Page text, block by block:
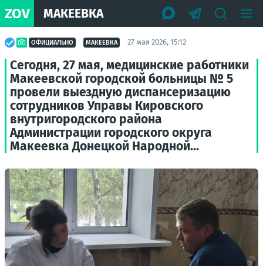
ZOV МАКЕЕВКА
ОФИЦИАЛЬНО МАКЕЕВКА 27 мая 2026, 15:12
Сегодня, 27 мая, медицинские работники
Макеевской городской больницы № 5
провели выездную диспансеризацию
сотрудников Управы Кировского
внутригородского района
Администрации городского округа
Макеевка Донецкой Народной...